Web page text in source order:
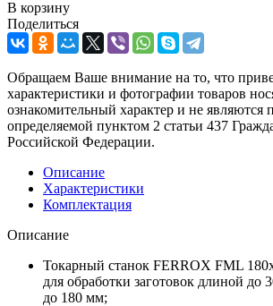
В корзину
Поделиться
Обращаем Ваше внимание на то, что
характеристики и фотографии товаров
ознакомительный характер и не являются
определяемой пунктом 2 статьи 437
Российской Федерации.
Описание
Характеристики
Комплектация
Описание
Токарный станок FERROX FML
для обработки заготовок длиной до
до 180 мм;